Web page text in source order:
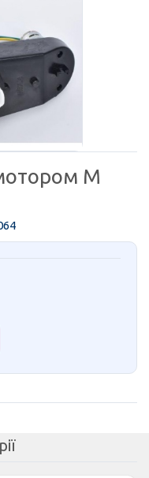
M